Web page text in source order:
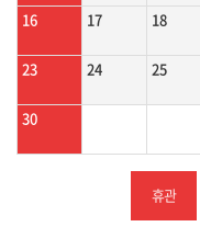
16 17 18
23 24 25
30
휴관